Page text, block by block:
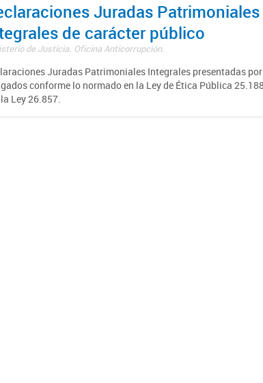
Juradas Patrimoniales
de carácter público
de Justicia. Oficina Anticorrupción.
Juradas Patrimoniales Integrales presentadas
conforme lo normado en la Ley de Ética Pública
Ley 26.857.